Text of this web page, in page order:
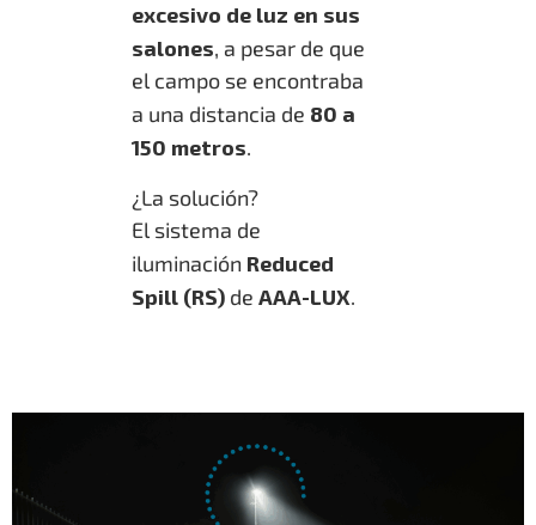
excesivo de luz en sus
salones, a pesar de que
el campo se encontraba
a una distancia de 80 a
150 metros.
¿La solución?
El sistema de
iluminación Reduced
Spill (RS) de AAA-LUX.